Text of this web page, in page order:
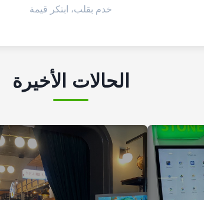
خدم بقلب، ابتكر قيمة
الحالات الأخيرة